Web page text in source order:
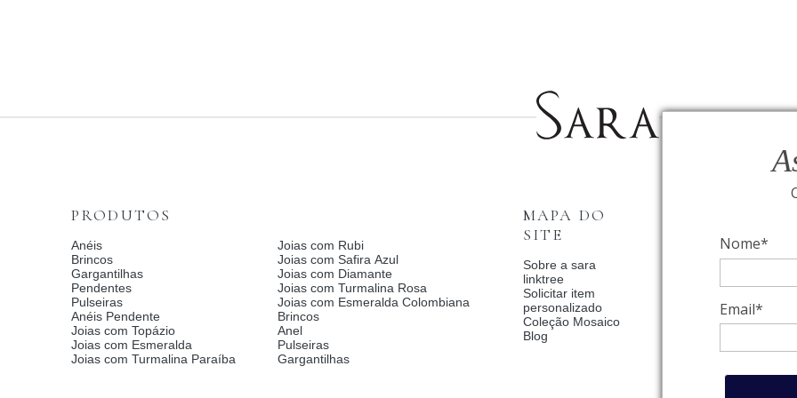
Nome*
Email*
Fale Conosco
Relógios BVLGARI
Condições de
Catalogo Dia Dos
Meus pedidos
MAPA DO
SITE
Sobre a sara
linktree
Solicitar item
personalizado
Blog
Coleção Mosaico
PRODUTOS
Anéis
Brincos
Gargantilhas
Pendentes
Pulseiras
Anéis Pendente
Joias com Topázio
Joias com Esmeralda
Joias com Turmalina Paraíba
Joias com Rubi
Joias com Safira Azul
Joias com Diamante
Joias com Turmalina Rosa
Joias com Esmeralda Colombiana
Brincos
Anel
Pulseiras
Gargantilhas